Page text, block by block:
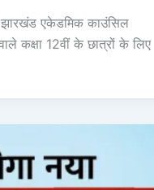
एकेडमिक काउंसिल
कक्षा 12वीं के छात्रों के लिए